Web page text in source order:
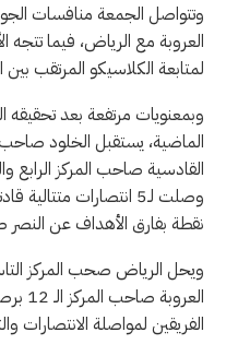
وتتواصل الجمعة منافسات
العروبة مع الرياض، فيما
لمتابعة الكلاسيكو المرتقب بين
وبمعنويات مرتفعة بعد تحقيقه
القادسية صاحب المركز الرابع
نقطة بفارق الأهداف عن النصر
الفريقين لمواصلة الانتصارات